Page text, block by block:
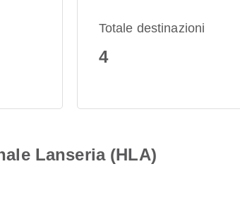
Totale destinazioni
4
Lanseria (HLA)